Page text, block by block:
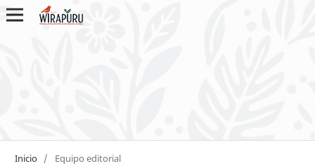
Inicio / Equipo editorial